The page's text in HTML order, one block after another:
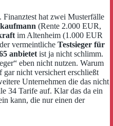
Finanztest hat zwei Musterfälle
(Rente 2.000 EUR,
im Altenheim (1.000 EUR
vermeintliche Testsieger für
anbietet ist ja nicht schlimm.
eben nicht nutzen. Warum
gar nicht versichert erschließt
Unternehmen die das nicht
34 Tarife auf. Klar das da ein
kann, die nur einen der